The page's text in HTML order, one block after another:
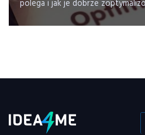
polega i jak je dobrze